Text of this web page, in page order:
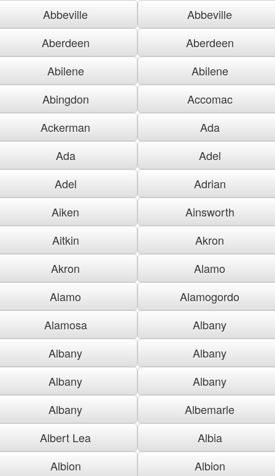
Abbeville
Abbeville
Aberdeen
Aberdeen
Abilene
Abilene
Abingdon
Accomac
Ackerman
Ada
Ada
Adel
Adel
Adrian
Aiken
Ainsworth
Aitkin
Akron
Akron
Alamo
Alamo
Alamogordo
Alamosa
Albany
Albany
Albany
Albany
Albany
Albany
Albemarle
Albert Lea
Albia
Albion
Albion